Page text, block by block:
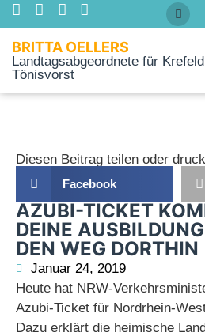
BRITTA OELLERS
Landtagsabgeordnete für
Tönisvorst
AZUBI-TICKET
DEINE
DEN WEG DORTHIN
Januar 24, 2019
Heute hat NRW-
Azubi-Ticket für Nordrhein-
Dazu erklärt die heimische
Diesen Beitrag teilen oder
Facebook